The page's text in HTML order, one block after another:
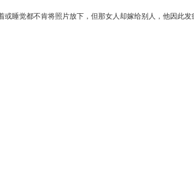
或睡觉都不肯将照片放下，但那女人却嫁给别人，他因此发